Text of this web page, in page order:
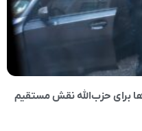
برای حزب‌الله نقش مستقیم